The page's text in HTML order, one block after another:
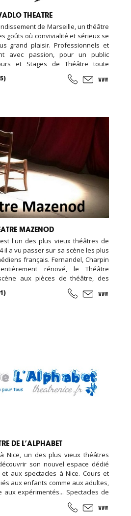
THEATRE
de Marseille, un théâtre
goûts où convivialité et sérieux se
grand plaisir. Professionnels et
avec passion, pour un public
et Stages de Théâtre toute
et adultes ...
MAZENOD
l'un des plus vieux théâtres de
il a vu passer sur sa scène les plus
français. Fernandel, Charpin
rénové, le Théâtre
aux pièces de théâtre, des
de Variétés, de danses, des
être privatisé. Des cours de théâtre
DE L’ALPHABET
Nice, un des plus vieux théâtres
son nouvel espace dédié
aux spectacles à Nice. Cours et
aux enfants comme aux adultes,
aux expérimentés... Spectacles de
de théâtre classique et